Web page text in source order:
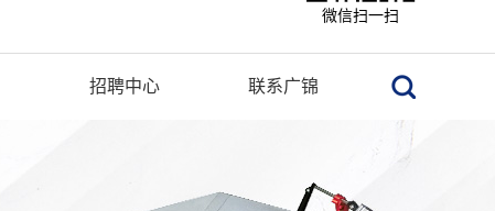
微信扫一扫
招聘中心 联系广锦